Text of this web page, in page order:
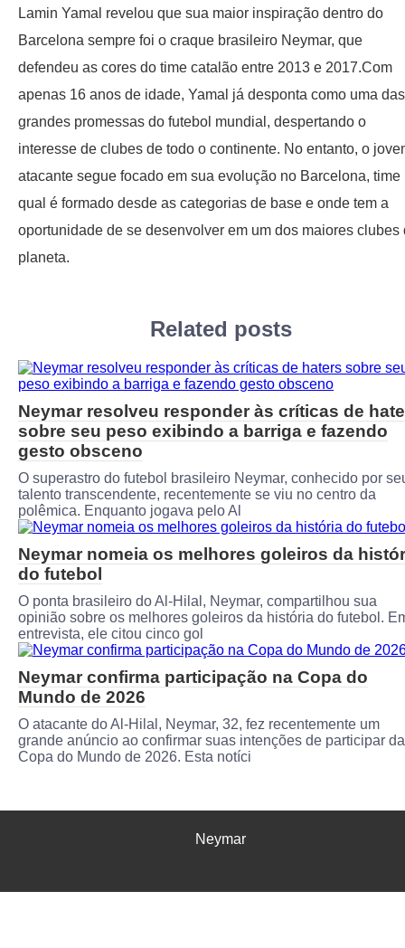
Lamin Yamal revelou que sua maior inspiração dentro do
Barcelona sempre foi o craque brasileiro Neymar, que
defendeu as cores do time catalão entre 2013 e 2017.Com
apenas 16 anos de idade, Yamal já desponta como uma das
grandes promessas do futebol mundial, despertando o
interesse de clubes de todo o continente. No entanto, o
atacante segue focado em sua evolução no Barcelona, time
qual é formado desde as categorias de base e onde tem a
oportunidade de se desenvolver em um dos maiores clubes
planeta.
Related posts
Neymar resolveu responder às críticas de
sobre seu peso exibindo a barriga e fazendo
gesto obsceno
O superastro do futebol brasileiro Neymar, conhecido por
talento transcendente, recentemente se viu no centro da
polêmica. Enquanto jogava pelo Al
Neymar nomeia os melhores goleiros da
do futebol
O ponta brasileiro do Al-Hilal, Neymar, compartilhou sua
opinião sobre os melhores goleiros da história do futebol.
entrevista, ele citou cinco gol
Neymar confirma participação na Copa do
Mundo de 2026
O atacante do Al-Hilal, Neymar, 32, fez recentemente um
grande anúncio ao confirmar suas intenções de participar da
Copa do Mundo de 2026. Esta notíci
Neymar